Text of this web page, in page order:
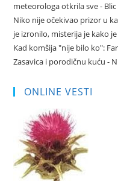
meteorologa otkrila sve - Blic
Niko nije očekivao prizor u
je izronilo, misterija je kako
Kad komšija "nije bilo ko":
Zasavica i porodičnu kuću -
ONLINE VESTI